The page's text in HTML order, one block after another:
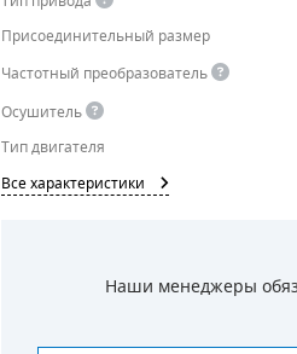
Присоединительный размер
Частотный преобразователь
Осушитель
Тип двигателя
Все характеристики
Наши менеджеры